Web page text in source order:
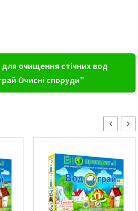
для очищення стічних вод
Очисні споруди”